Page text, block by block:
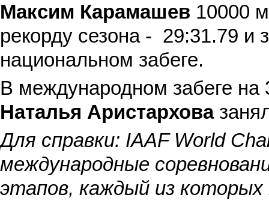
Максим Карамашев 10000
рекорду сезона - 29:31.79 и
национальном забеге.
В международном забеге на
Наталья Аристархова
Для справки: IAAF World
международные
этапов, каждый из которых